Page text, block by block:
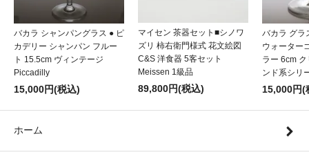
バカラ シャンパングラス ● ピ
カデリー シャンパン フルー
ト 15.5cm ヴィンテージ
Piccadilly
15,000円(税込)
マイセン 茶器セット■シノワ
ズリ 柿右衛門様式 花文絵図
C&S 洋食器 5客セット
Meissen 1級品
89,800円(税込)
バカラ グラ
ウォーター
ラー 6cm
ンド系シリ
15,000円(
ホーム